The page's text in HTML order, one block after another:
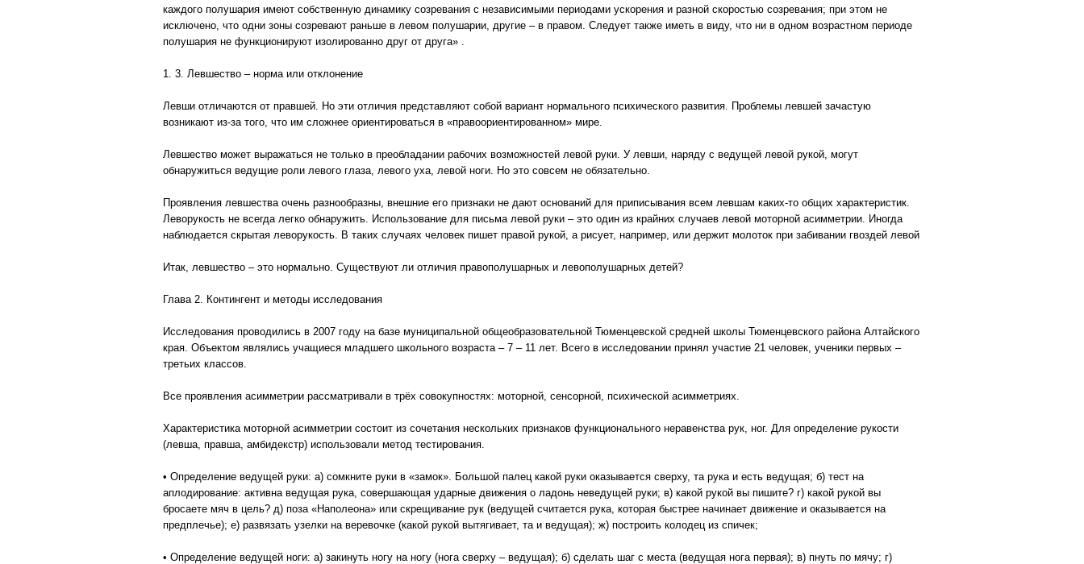
каждого полушария имеют собственную динамику созревания с независимыми периодами ускорения и разной скоростью созревания; при этом не
исключено, что одни зоны созревают раньше в левом полушарии, другие – в правом. Следует также иметь в виду, что ни в одном возрастном периоде
полушария не функционируют изолированно друг от друга» .
1. 3. Левшество – норма или отклонение
Левши отличаются от правшей. Но эти отличия представляют собой вариант нормального психического развития. Проблемы левшей зачастую
возникают из-за того, что им сложнее ориентироваться в «правоориентированном» мире.
Левшество может выражаться не только в преобладании рабочих возможностей левой руки. У левши, наряду с ведущей левой рукой, могут
обнаружиться ведущие роли левого глаза, левого уха, левой ноги. Но это совсем не обязательно.
Проявления левшества очень разнообразны, внешние его признаки не дают оснований для приписывания всем левшам каких-то общих характеристик.
Леворукость не всегда легко обнаружить. Использование для письма левой руки – это один из крайних случаев левой моторной асимметрии. Иногда
наблюдается скрытая леворукость. В таких случаях человек пишет правой рукой, а рисует, например, или держит молоток при забивании гвоздей левой
Итак, левшество – это нормально. Существуют ли отличия правополушарных и левополушарных детей?
Глава 2. Контингент и методы исследования
Исследования проводились в 2007 году на базе муниципальной общеобразовательной Тюменцевской средней школы Тюменцевского района Алтайского
края. Объектом являлись учащиеся младшего школьного возраста – 7 – 11 лет. Всего в исследовании принял участие 21 человек, ученики первых –
третьих классов.
Все проявления асимметрии рассматривали в трёх совокупностях: моторной, сенсорной, психической асимметриях.
Характеристика моторной асимметрии состоит из сочетания нескольких признаков функционального неравенства рук, ног. Для определение рукости
(левша, правша, амбидекстр) использовали метод тестирования.
• Определение ведущей руки: а) сомкните руки в «замок». Большой палец какой руки оказывается сверху, та рука и есть ведущая; б) тест на
аплодирование: активна ведущая рука, совершающая ударные движения о ладонь неведущей руки; в) какой рукой вы пишите? г) какой рукой вы
бросаете мяч в цель? д) поза «Наполеона» или скрещивание рук (ведущей считается рука, которая быстрее начинает движение и оказывается на
предплечье); е) развязать узелки на веревочке (какой рукой вытягивает, та и ведущая); ж) построить колодец из спичек;
• Определение ведущей ноги: а) закинуть ногу на ногу (нога сверху – ведущая); б) сделать шаг с места (ведущая нога первая); в) пнуть по мячу; г)